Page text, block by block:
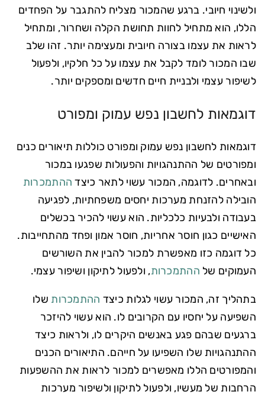
ולשינוי חיובי. ברגע שהמכור מצליח להתגבר על הפחדים
הללו, הוא מתחיל לחוות תחושת הקלה ושחרור, ומתחיל
לראות את עצמו בצורה חיובית ומעצימה יותר. זהו שלב
שבו המכור לומד לקבל את עצמו על כל חלקיו, ולפעול
לשיפור עצמי ולבניית חיים חדשים ומספקים יותר.
דוגמאות לחשבון נפש עמוק ומפורט
דוגמאות לחשבון נפש עמוק ומפורט כוללות תיאורים כנים
ומפורטים של ההתנהגויות והפעולות שפגעו במכור
ובאחרים. לדוגמה, המכור עשוי לתאר כיצד ההתמכרות
הובילה להזנחת מערכות יחסים משפחתיות, לפגיעה
בעבודה ולבעיות כלכליות. הוא עשוי להכיר בכשלים
האישיים כגון חוסר אחריות, חוסר אמון ופחד מהתחייבות.
כל דוגמה כזו מאפשרת למכור להבין את השורשים
העמוקים של ההתמכרות, ולפעול לתיקון ושיפור עצמי.
בתהליך זה, המכור עשוי לגלות כיצד ההתמכרות שלו
השפיעה על יחסיו עם הקרובים לו. הוא עשוי להיזכר
ברגעים שבהם פגע באנשים היקרים לו, ולראות כיצד
ההתנהגויות שלו השפיעו על חייהם. התיאורים הכנים
והמפורטים הללו מאפשרים למכור לראות את ההשפעות
הרחבות של מעשיו, ולפעול לתיקון ולשיפור מערכות